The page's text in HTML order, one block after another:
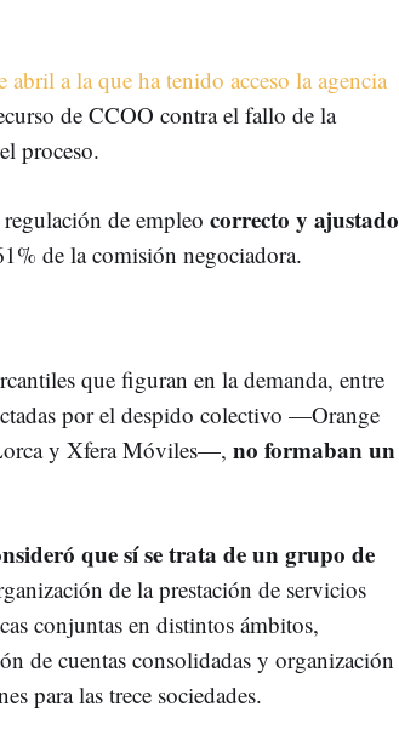
abril a la que ha tenido acceso la agencia
de CCOO contra el fallo de la
proceso.
de empleo correcto y ajustado
de la comisión negociadora.
que figuran en la demanda, entre
por el despido colectivo —Orange
y Xfera Móviles—, no formaban un
que sí se trata de un grupo de
de la prestación de servicios
conjuntas en distintos ámbitos,
de cuentas consolidadas y organización
para las trece sociedades.